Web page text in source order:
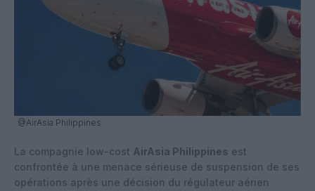
@AirAsia Philippines
La compagnie low-cost AirAsia Philippines est
confrontée à une menace sérieuse de suspension de ses
opérations après une décision du régulateur aérien